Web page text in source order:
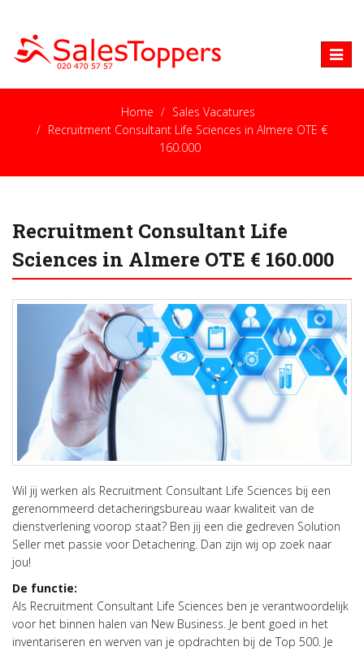
Toggle
Home
Sales Vacatures
Recruitment Consultant Life Sciences in Almere OTE €
160.000
Recruitment Consultant Life
Sciences in Almere OTE € 160.000
Wil jij werken als Recruitment Consultant Life Sciences bij een
gerenommeerd detacheringsbureau waar kwaliteit van de
dienstverlening voorop staat? Ben jij een die gedreven Solution
Seller met passie voor Detachering. Dan zijn wij op zoek naar
jou!
De functie:
Als Recruitment Consultant Life Sciences ben je verantwoordelijk
voor het binnen halen van New Business. Je bent goed in het
inventariseren en werven van je opdrachten bij de Top 500. Je